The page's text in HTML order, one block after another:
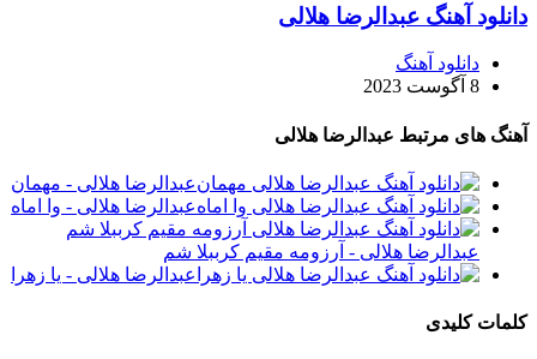
دانلود آهنگ عبدالرضا هلالی
دانلود آهنگ
8 آگوست 2023
آهنگ های مرتبط عبدالرضا هلالی
عبدالرضا هلالی - مهمان
عبدالرضا هلالی - وا اماه
عبدالرضا هلالی - آرزومه مقیم کرببلا شم
عبدالرضا هلالی - یا زهرا
کلمات کلیدی